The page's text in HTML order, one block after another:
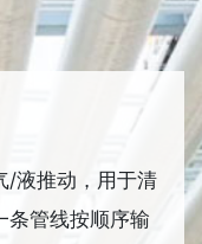
/液推动，用于清
条管线按顺序输